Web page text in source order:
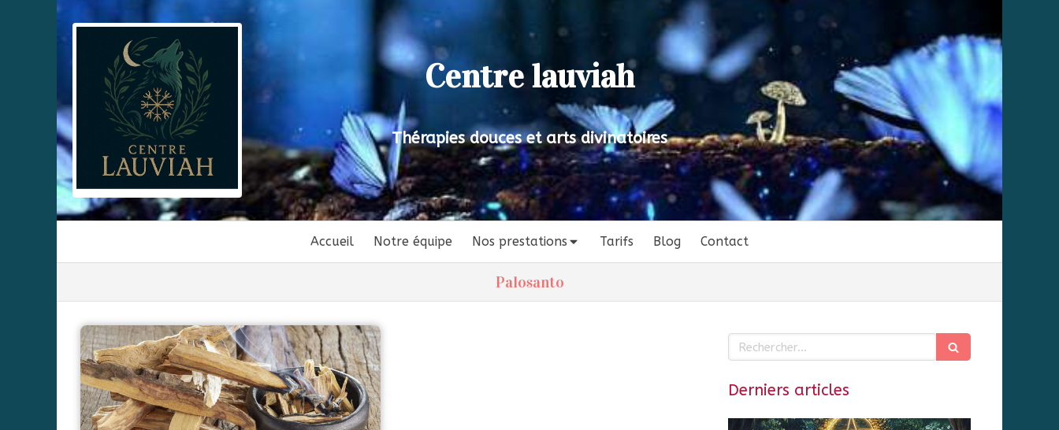
Centre lauviah
Thérapies douces et arts divinatoires
Accueil Notre équipe Nos prestations Tarifs Blog Contact
Palosanto
Rechercher
Derniers articles